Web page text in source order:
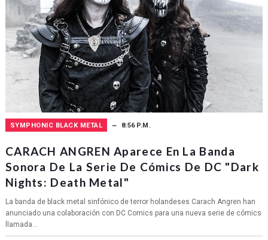
SYMPHONIC BLACK METAL 8:56 P.M.
CARACH ANGREN Aparece En La Banda
Sonora De La Serie De Cómics De DC "Dark
Nights: Death Metal"
La banda de black metal sinfónico de terror holandeses Carach Angren han
anunciado una colaboración con DC Comics para una nueva serie de cómics
llamada...